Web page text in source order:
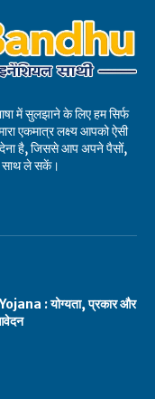
में सुलझाने के लिए हम सिर्फ
एकमात्र लक्ष्य आपको ऐसी
है, जिससे आप अपने पैसों,
साथ ले सकें।
: योग्यता, प्रकार और